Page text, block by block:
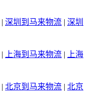
| 深圳到马来物流 | 深圳
| 上海到马来物流 |
上海
| 北京到马来物流 | 北京